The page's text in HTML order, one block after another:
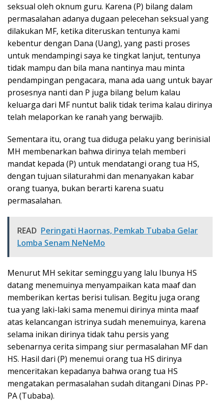
seksual oleh oknum guru. Karena (P) bilang dalam
permasalahan adanya dugaan pelecehan seksual yang
dilakukan MF, ketika diteruskan tentunya kami
kebentur dengan Dana (Uang), yang pasti proses
untuk mendampingi saya ke tingkat lanjut, tentunya
tidak mampu dan bila mana nantinya mau minta
pendampingan pengacara, mana ada uang untuk bayar
prosesnya nanti dan P juga bilang belum kalau
keluarga dari MF nuntut balik tidak terima kalau dirinya
telah melaporkan ke ranah yang berwajib.
Sementara itu, orang tua diduga pelaku yang berinisial
MH membenarkan bahwa dirinya telah memberi
mandat kepada (P) untuk mendatangi orang tua HS,
dengan tujuan silaturahmi dan menanyakan kabar
orang tuanya, bukan berarti karena suatu
permasalahan.
READ Peringati Haornas, Pemkab Tubaba Gelar
Lomba Senam NeNeMo
Menurut MH sekitar seminggu yang lalu Ibunya HS
datang menemuinya menyampaikan kata maaf dan
memberikan kertas berisi tulisan. Begitu juga orang
tua yang laki-laki sama menemui dirinya minta maaf
atas kelancangan istrinya sudah menemuinya, karena
selama inikan dirinya tidak tahu persis yang
sebenarnya cerita simpang siur permasalahan MF dan
HS. Hasil dari (P) menemui orang tua HS dirinya
menceritakan kepadanya bahwa orang tua HS
mengatakan permasalahan sudah ditangani Dinas PP-
PA (Tubaba).